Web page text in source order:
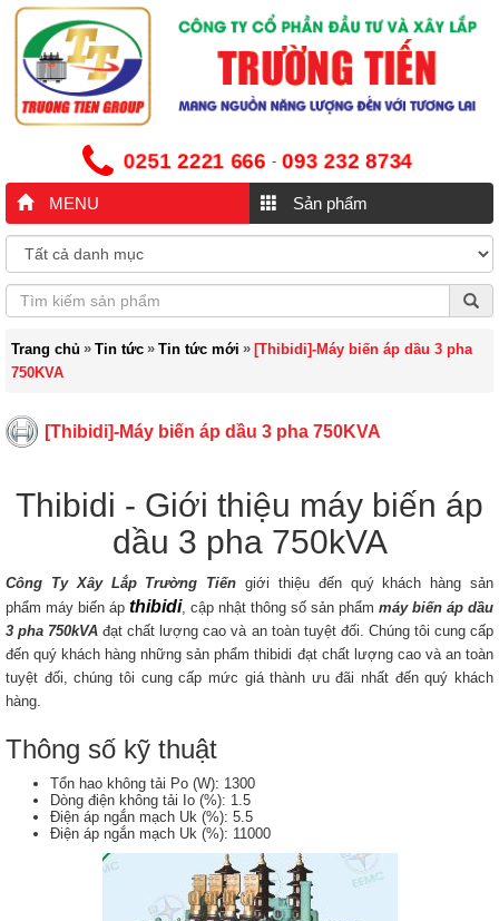
0251 2221 666 - 093 232 8734
MENU Sản phẩm
Trang chủ » Tin tức » Tin tức mới » [Thibidi]-Máy biến áp dầu 3 pha
750KVA
[Thibidi]-Máy biến áp dầu 3 pha 750KVA
Thibidi - Giới thiệu máy biến áp
dầu 3 pha 750kVA
Công Ty Xây Lắp Trường Tiến giới thiệu đến quý khách hàng sản
phẩm máy biến áp thibidi, cập nhật thông số sản phẩm máy biến áp dầu
3 pha 750kVA đạt chất lượng cao và an toàn tuyệt đối. Chúng tôi cung cấp
đến quý khách hàng những sản phẩm thibidi đạt chất lượng cao và an toàn
tuyệt đối, chúng tôi cung cấp mức giá thành ưu đãi nhất đến quý khách
hàng.
Thông số kỹ thuật
Tổn hao không tải Po (W): 1300
Dòng điện không tải Io (%): 1.5
Điện áp ngắn mạch Uk (%): 5.5
Điện áp ngắn mạch Uk (%): 11000